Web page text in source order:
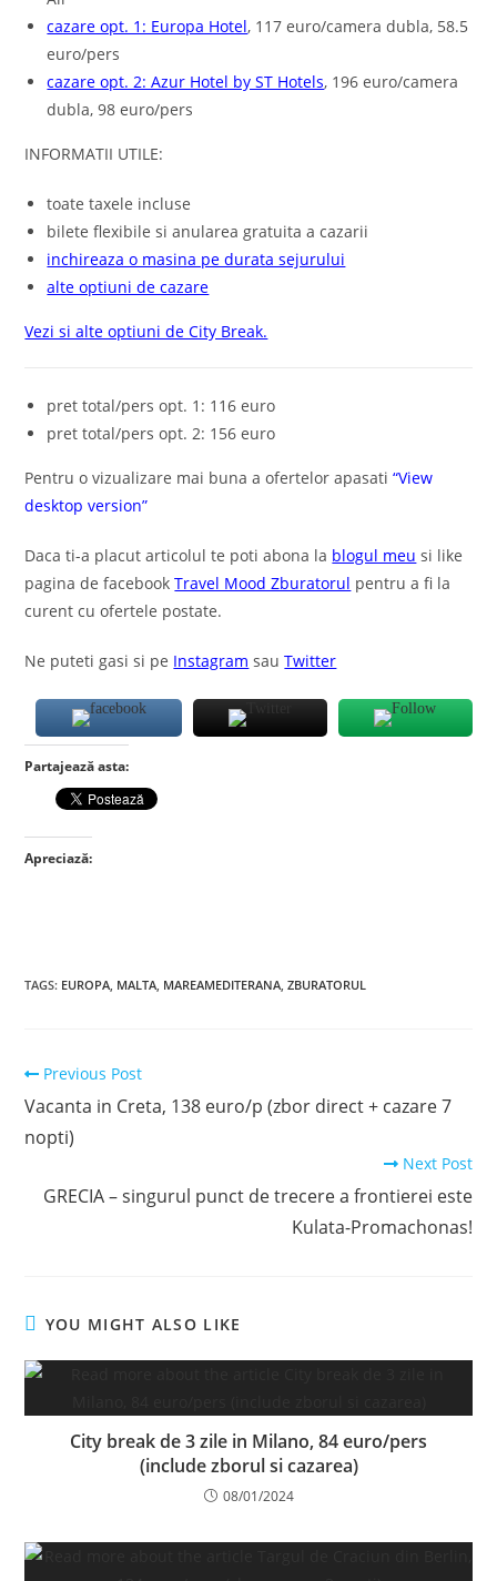
cazare opt. 1: Europa Hotel, 117 euro/camera dubla, 58.5
euro/pers
cazare opt. 2: Azur Hotel by ST Hotels, 196 euro/camera
dubla, 98 euro/pers
INFORMATII UTILE:
toate taxele incluse
bilete flexibile si anularea gratuita a cazarii
inchireaza o masina pe durata sejurului
alte optiuni de cazare
Vezi si alte optiuni de City Break.
pret total/pers opt. 1: 116 euro
pret total/pers opt. 2: 156 euro
Pentru o vizualizare mai buna a ofertelor apasati“View
desktop version”
Daca ti-a placut articolul te poti abona la blogul meu si like
pagina de facebookTravel Mood Zburatorul pentru a fi la
curent cu ofertele postate.
Ne puteti gasi si pe Instagram sau Twitter
Partajează asta:
Apreciază:
TAGS: EUROPA, MALTA, MAREAMEDITERANA, ZBURATORUL
Read
articles
Previous Post
Vacanta in Creta, 138 euro/p (zbor direct + cazare 7
nopti)
Next Post
GRECIA – singurul punct de trecere a frontierei este
Kulata-Promachonas!
YOU MIGHT ALSO LIKE
City break de 3 zile in Milano, 84 euro/pers
(include zborul si cazarea)
08/01/2024